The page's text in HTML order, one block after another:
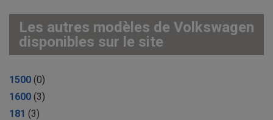
Les autres modèles de Volkswagen
disponibles sur le site
1500 (0)
1600 (3)
181 (3)